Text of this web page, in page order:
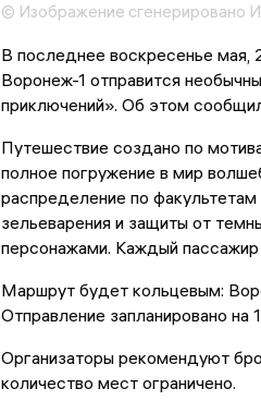
© Изображение сгенерировано
В последнее воскресенье мая,
Воронеж-1 отправится
приключений». Об этом
Путешествие создано по
полное погружение в мир
распределение по
зельеварения и защиты от
персонажами. Каждый
Маршрут будет кольцевым:
Отправление запланировано на
Организаторы рекомендуют
количество мест ограничено.